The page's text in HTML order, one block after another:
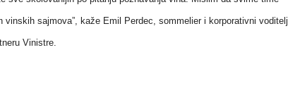
sajmova”, kaže Emil Perdec, sommelier i korporativni voditelj
Vinistre.